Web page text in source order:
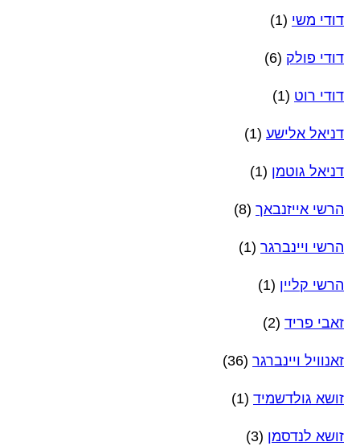
דודי משי (1)
דודי פולק (6)
דודי רוט (1)
דניאל אלישע (1)
דניאל גוטמן (1)
הרשי אייזנבאך (8)
הרשי ויינברגר (1)
הרשי קליין (1)
זאבי פריד (2)
זאנוויל ויינברגר (36)
זושא גולדשמיד (1)
זושא לנדסמן (3)